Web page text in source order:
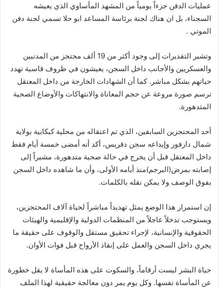
عمليات الدفن جزءاً يومياً من المشهد المأساوي الذي يعيشه
السجناء، بل ان هناك لجنة برئاسة المساعد ابو حلا تسمي لجنة دفن
الموتي .
وتشير التقديرات إلى وجود أكثر من 19 ألف محتجز من المدنيين
والعسكريين والأجانب داخل السجن، يعيشون في ظروف قاسية تهدد
حياتهم بشكل مباشر. كما أن الشهادات الخارجة من داخل المعتقل
ترسم صورة مروعة عن حجم المعاناة والانتهاكات والأوضاع الصحية
المتدهورة.
أحد المحتجزين السابقين، الذي تم اعتقاله من محلية كبكابية بولاية
شمال دارفور وإيداعه سجن دقريس، أكد أنه أمضى خمسة أيام فقط
داخل المعتقل قبل أن يخرج في حالة صحية متدهورة، مشيراً إلى
إصابته بمرض(البرجم)منذ أيامه الأولى، وأن ما شاهده داخل السجن
يفوق الوصف ولا يمكن نقله بالكلمات.
إن استمرار هذا الوضع يمثل تهديداً مباشراً لحياة آلاف المحتجزين،
ويستوجب تدخلاً عاجلاً من المنظمات الدولية والإقليمية والهيئات
الحقوقية والإنسانية، لإجراء تحقيق مستقل والوقوف على حقيقة ما
يجري داخل السجن والعمل على إنقاذ الأرواح قبل فوات الأوان.
حياة البشر ليست أرقاماً، والسكوت على هذه المأساة لا يقل خطورة
عن المأساة نفسها. وكل يوم يمر دون معالجة حقيقية لهذا الملف